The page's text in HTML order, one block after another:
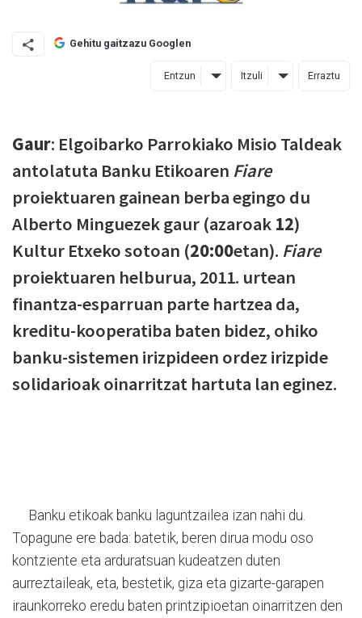
Gehitu gaitzazu Googlen
Entzun Itzuli Erraztu
Gaur: Elgoibarko Parrokiako Misio Taldeak
antolatuta Banku Etikoaren Fiare
proiektuaren gainean berba egingo du
Alberto Minguezek gaur (azaroak 12)
Kultur Etxeko sotoan (20:00etan). Fiare
proiektuaren helburua, 2011. urtean
finantza-esparruan parte hartzea da,
kreditu-kooperatiba baten bidez, ohiko
banku-sistemen irizpideen ordez irizpide
solidarioak oinarritzat hartuta lan eginez.
Banku etikoak banku laguntzailea izan nahi du.
Topagune ere bada: batetik, beren dirua modu oso
kontziente eta arduratsuan kudeatzen duten
aurreztaileak, eta, bestetik, giza eta gizarte-garapen
iraunkorreko eredu baten printzipioetan oinarritzen den